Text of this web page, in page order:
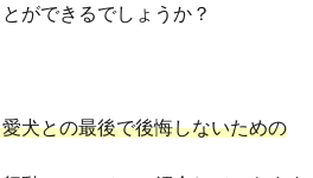
ができるでしょうか？
犬との最後で後悔しないための